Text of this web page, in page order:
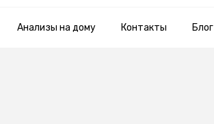
Анализы на дому Контакты Блог